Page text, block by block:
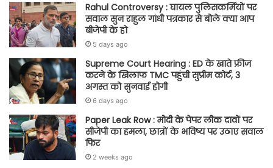
Rahul Controversy : घायल पुलिसकर्मियों पर
सवाल सुन राहुल गांधी पत्रकार से बोले क्या आप
बीजेपी के हो
5 days ago
Supreme Court Hearing : ED के खाते फ्रीज
करने के खिलाफ TMC पहुंची सुप्रीम कोर्ट, 3
अगस्त को सुनवाई होगी
6 days ago
Paper Leak Row : मोदी के पेपर लीक दावों पर
सीजेपी का हमला, छात्रों के भविष्य पर उठाए सवाल
फिर
2 weeks ago